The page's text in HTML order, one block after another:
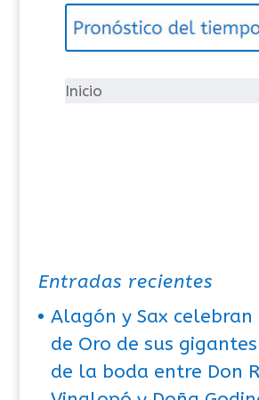
g
íInicio
Entradas recientes
Alagón y Sax celebran
de Oro de sus
de la boda entre Don